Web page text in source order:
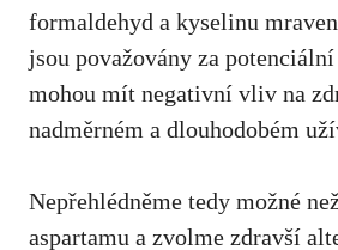
formaldehyd a kyselinu
jsou považovány za
mohou mít negativní vliv na
nadměrném a dlouhodobém
Nepřehlédněme tedy možné
aspartamu a zvolme zdravší